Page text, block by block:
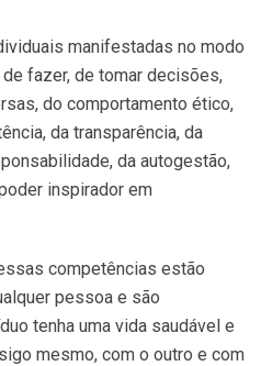
manifestadas no modo
fazer, de tomar decisões,
do comportamento ético,
da transparência, da
da autogestão,
inspirador em
competências estão
pessoa e são
tenha uma vida saudável e
mesmo, com o outro e com